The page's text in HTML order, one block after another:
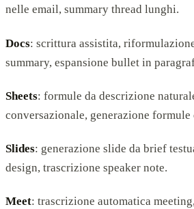
nelle email, summary thread lunghi.
Docs: scrittura assistita,
summary, espansione bullet in
Sheets: formule da descrizione
conversazionale, generazione formule
Slides: generazione slide da brief
design, trascrizione speaker note.
Meet: trascrizione automatica